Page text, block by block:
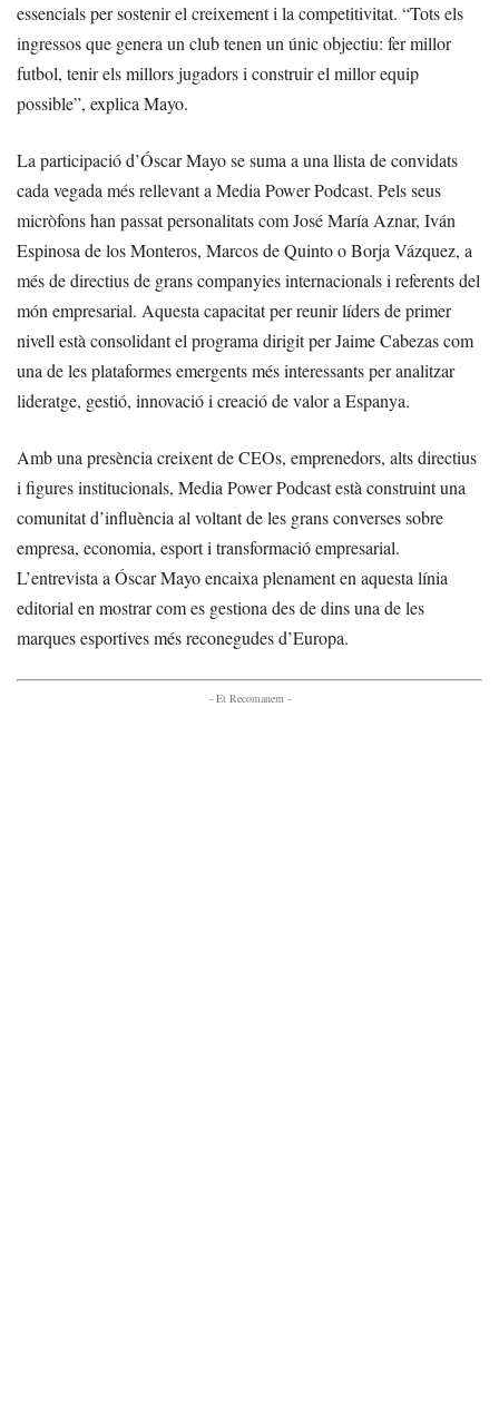
essencials per sostenir el creixement i la competitivitat. “Tots els
ingressos que genera un club tenen un únic objectiu: fer millor
futbol, tenir els millors jugadors i construir el millor equip
possible”, explica Mayo.
La participació d’Óscar Mayo se suma a una llista de convidats
cada vegada més rellevant a Media Power Podcast. Pels seus
micròfons han passat personalitats com José María Aznar, Iván
Espinosa de los Monteros, Marcos de Quinto o Borja Vázquez, a
més de directius de grans companyies internacionals i referents del
món empresarial. Aquesta capacitat per reunir líders de primer
nivell està consolidant el programa dirigit per Jaime Cabezas com
una de les plataformes emergents més interessants per analitzar
lideratge, gestió, innovació i creació de valor a Espanya.
Amb una presència creixent de CEOs, emprenedors, alts directius
i figures institucionals, Media Power Podcast està construint una
comunitat d’influència al voltant de les grans converses sobre
empresa, economia, esport i transformació empresarial.
L’entrevista a Óscar Mayo encaixa plenament en aquesta línia
editorial en mostrar com es gestiona des de dins una de les
marques esportives més reconegudes d’Europa.
- Et Recomanem -